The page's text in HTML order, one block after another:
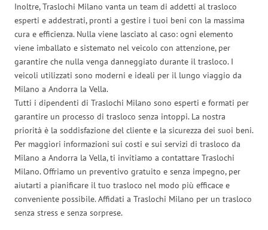
Inoltre, Traslochi Milano vanta un team di addetti al trasloco
esperti e addestrati, pronti a gestire i tuoi beni con la massima
cura e efficienza. Nulla viene lasciato al caso: ogni elemento
viene imballato e sistemato nel veicolo con attenzione, per
garantire che nulla venga danneggiato durante il trasloco. I
veicoli utilizzati sono moderni e ideali per il lungo viaggio da
Milano a Andorra la Vella.
Tutti i dipendenti di Traslochi Milano sono esperti e formati per
garantire un processo di trasloco senza intoppi. La nostra
priorità è la soddisfazione del cliente e la sicurezza dei suoi beni.
Per maggiori informazioni sui costi e sui servizi di trasloco da
Milano a Andorra la Vella, ti invitiamo a contattare Traslochi
Milano. Offriamo un preventivo gratuito e senza impegno, per
aiutarti a pianificare il tuo trasloco nel modo più efficace e
conveniente possibile. Affidati a Traslochi Milano per un trasloco
senza stress e senza sorprese.